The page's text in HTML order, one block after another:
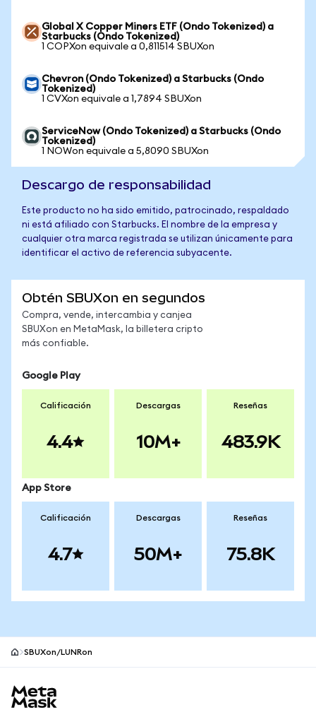
Global X Copper Miners ETF (Ondo Tokenized) a
Starbucks (Ondo Tokenized)
1 COPXon equivale a 0,811514 SBUXon
Chevron (Ondo Tokenized) a Starbucks (Ondo
Tokenized)
1 CVXon equivale a 1,7894 SBUXon
ServiceNow (Ondo Tokenized) a Starbucks (Ondo
Tokenized)
1 NOWon equivale a 5,8090 SBUXon
Descargo de responsabilidad
Este producto no ha sido emitido, patrocinado, respaldado
ni está afiliado con Starbucks. El nombre de la empresa y
cualquier otra marca registrada se utilizan únicamente para
identificar el activo de referencia subyacente.
Obtén SBUXon en segundos
Compra, vende, intercambia y canjea
SBUXon en MetaMask, la billetera cripto
más confiable.
Google Play
Calificación
4.4
Descargas
10M+
Reseñas
483.9K
App Store
Calificación
4.7
Descargas
50M+
Reseñas
75.8K
SBUXon/LUNRon